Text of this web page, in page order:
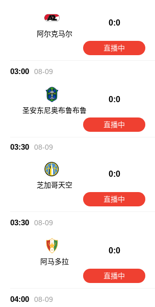
阿尔克马尔
0:0
直播中
03:00 08-09
圣安东尼奥布鲁布鲁
0:0
直播中
03:30 08-09
芝加哥天空
0:0
直播中
03:30 08-09
阿马多拉
0:0
直播中
04:00 08-09